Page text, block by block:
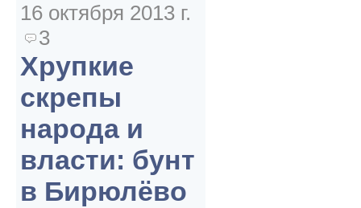
16 октября 2013 г.
3
Хрупкие
скрепы
народа и
власти: бунт
в Бирюлёво